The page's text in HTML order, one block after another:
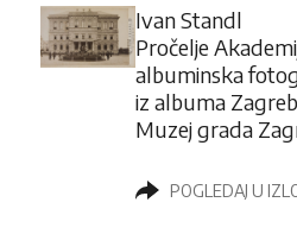
Ivan Standl
Pročelje
albuminska
iz albuma
Muzej grada
POGLEDAJ U